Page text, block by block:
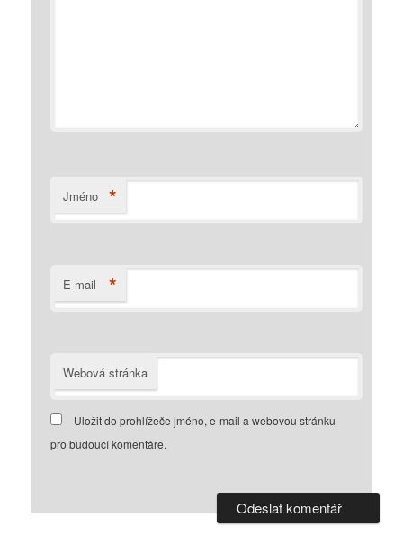
Jméno *
E-mail *
Webová stránka
Uložit do prohlížeče jméno, e-mail a webovou stránku
pro budoucí komentáře.